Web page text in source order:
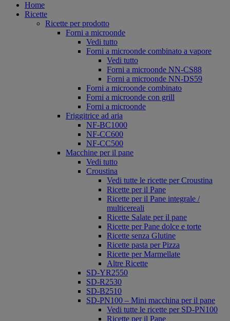
Home
Ricette
Ricette per prodotto
Forni a microonde
Vedi tutto
Forni a microonde combinato a vapore
Vedi tutto
Forni a microonde NN-CS88
Forni a microonde NN-DS59
Forni a microonde combinato
Forni a microonde con grill
Forni a microonde
Friggitrice ad aria
NF-BC1000
NF-CC600
NF-CC500
Macchine per il pane
Vedi tutto
Croustina
Vedi tutte le ricette per Croustina
Ricette per il Pane
Ricette per il Pane integrale /
multicereali
Ricette Salate per il pane
Ricette per Pane dolce e torte
Ricette senza Glutine
Ricette pasta per Pizza
Ricette per Marmellate
Altre Ricette
SD-YR2550
SD-R2530
SD-B2510
SD-PN100 – Mini macchina per il pane
Vedi tutte le ricette per SD-PN100
Ricette per il Pane